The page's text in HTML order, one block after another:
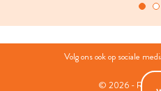
Volg ons ook op sociale
© 2026 -